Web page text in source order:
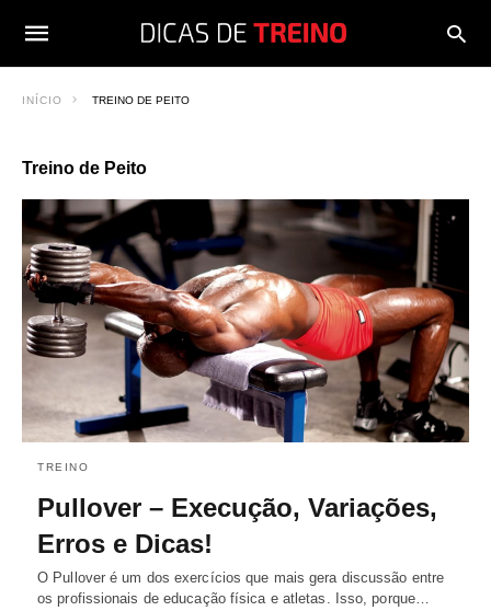
INÍCIO TREINO DE PEITO
Treino de Peito
TREINO
Pullover – Execução, Variações,
Erros e Dicas!
O Pullover é um dos exercícios que mais gera discussão entre
os profissionais de educação física e atletas. Isso, porque…